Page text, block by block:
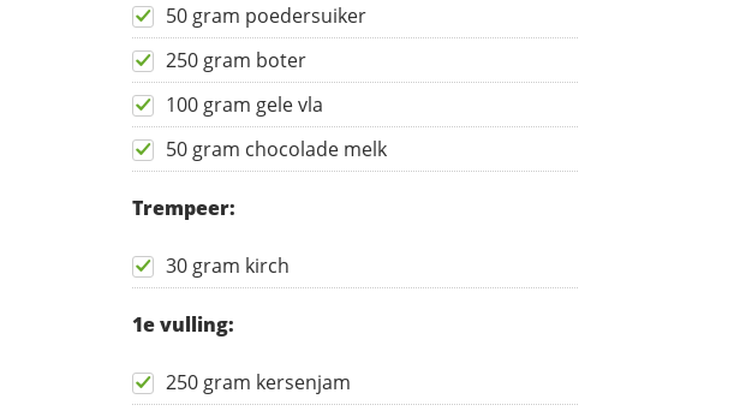
50 gram poedersuiker
250 gram boter
100 gram gele vla
50 gram chocolade melk
Trempeer:
30 gram kirch
1e vulling:
250 gram kersenjam